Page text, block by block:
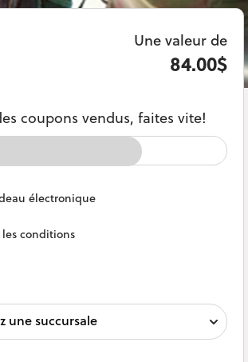
Une valeur de
84.00$
coupons vendus, faites vite!
électronique
conditions